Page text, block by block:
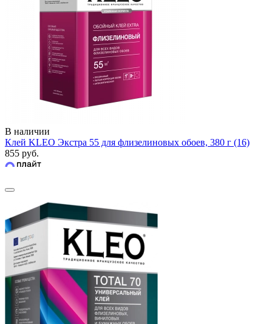
В наличии
Клей KLEO Экстра 55 для флизелиновых обоев, 380 г (16)
855 руб.